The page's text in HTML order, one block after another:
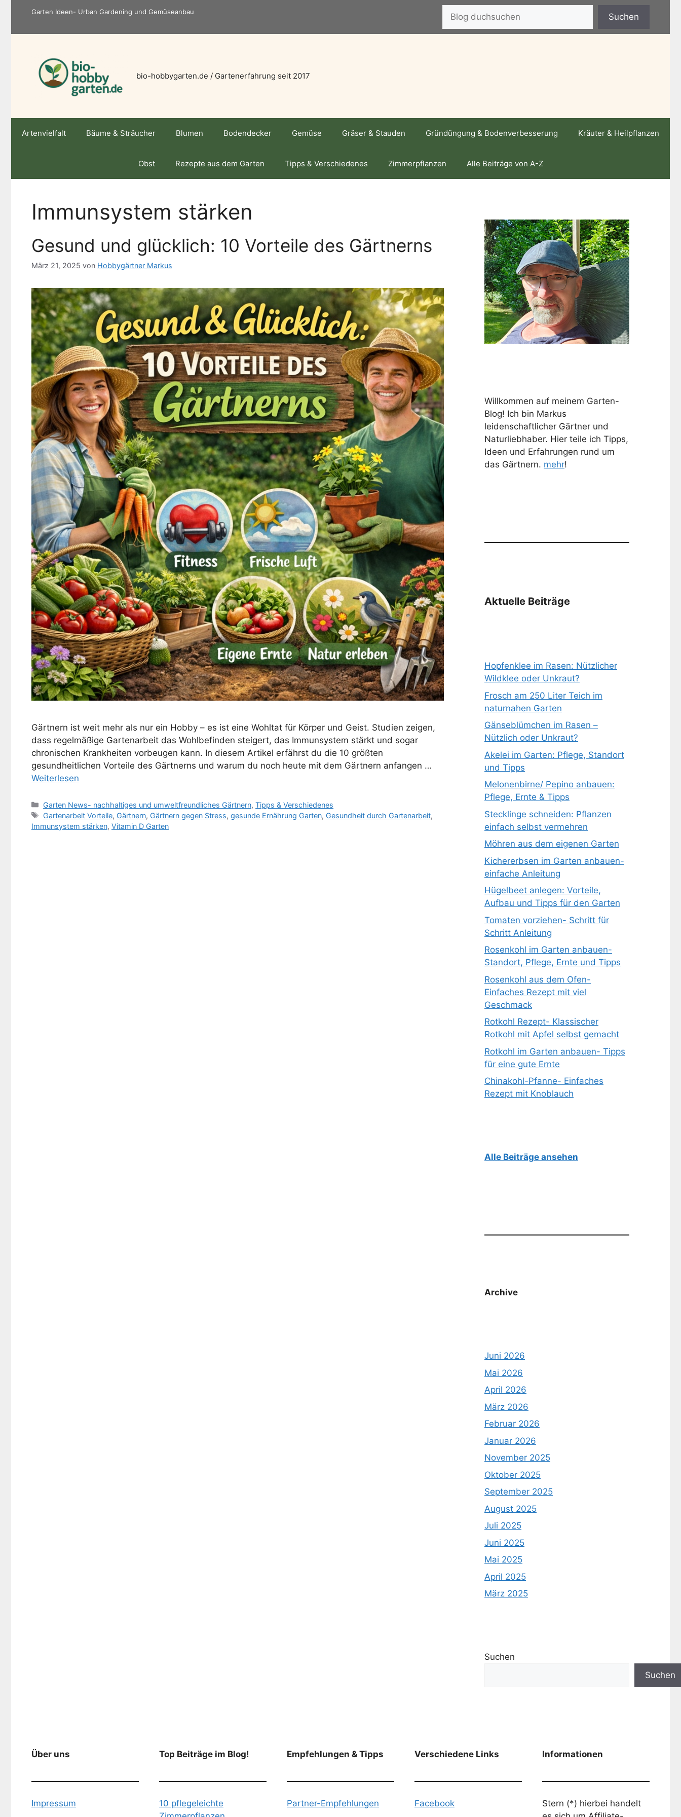
Garten Ideen- Urban Gardening und Gemüseanbau Suchen
bio-hobbygarten.de / Gartenerfahrung seit 2017
Artenvielfalt Bäume & Sträucher Blumen Bodendecker Gemüse Gräser & Stauden Gründüngung & Bodenverbesserung Kräuter & Heilpflanzen
Obst Rezepte aus dem Garten Tipps & Verschiedenes Zimmerpflanzen Alle Beiträge von A-Z
Immunsystem stärken
Gesund und glücklich: 10 Vorteile des Gärtnerns
März 21, 2025 von Hobbygärtner Markus
Gärtnern ist weit mehr als nur ein Hobby – es ist eine Wohltat für Körper und Geist. Studien zeigen,
dass regelmäßige Gartenarbeit das Wohlbefinden steigert, das Immunsystem stärkt und sogar
chronischen Krankheiten vorbeugen kann. In diesem Artikel erfährst du die 10 größten
gesundheitlichen Vorteile des Gärtnerns und warum du noch heute mit dem Gärtnern anfangen …
Weiterlesen
Kategorien
Garten News- nachhaltiges und umweltfreundliches Gärtnern,Tipps & Verschiedenes
Schlagwörter
Gartenarbeit Vorteile, Gärtnern, Gärtnern gegen Stress,gesunde Ernährung Garten, Gesundheit durch Gartenarbeit,
Immunsystem stärken, Vitamin D Garten
Willkommen auf meinem Garten-
Blog! Ich bin Markus
leidenschaftlicher Gärtner und
Naturliebhaber. Hier teile ich Tipps,
Ideen und Erfahrungen rund um
das Gärtnern. mehr!
Aktuelle Beiträge
Hopfenklee im Rasen: Nützlicher
Wildklee oder Unkraut?
Frosch am 250 Liter Teich im
naturnahen Garten
Gänseblümchen im Rasen –
Nützlich oder Unkraut?
Akelei im Garten: Pflege, Standort
und Tipps
Melonenbirne/ Pepino anbauen:
Pflege, Ernte & Tipps
Stecklinge schneiden: Pflanzen
einfach selbst vermehren
Möhren aus dem eigenen Garten
Kichererbsen im Garten anbauen-
einfache Anleitung
Hügelbeet anlegen: Vorteile,
Aufbau und Tipps für den Garten
Tomaten vorziehen- Schritt für
Schritt Anleitung
Rosenkohl im Garten anbauen-
Standort, Pflege, Ernte und Tipps
Rosenkohl aus dem Ofen-
Einfaches Rezept mit viel
Geschmack
Rotkohl Rezept- Klassischer
Rotkohl mit Apfel selbst gemacht
Rotkohl im Garten anbauen- Tipps
für eine gute Ernte
Chinakohl-Pfanne- Einfaches
Rezept mit Knoblauch
Alle Beiträge ansehen
Archive
Juni 2026
Mai 2026
April 2026
März 2026
Februar 2026
Januar 2026
November 2025
Oktober 2025
September 2025
August 2025
Juli 2025
Juni 2025
Mai 2025
April 2025
März 2025
Suchen
Suchen
Über uns
Impressum
Top Beiträge im Blog!
10 pflegeleichte
Empfehlungen & Tipps
Partner-Empfehlungen
Verschiedene Links
Facebook
Informationen
Stern (*) hierbei handelt